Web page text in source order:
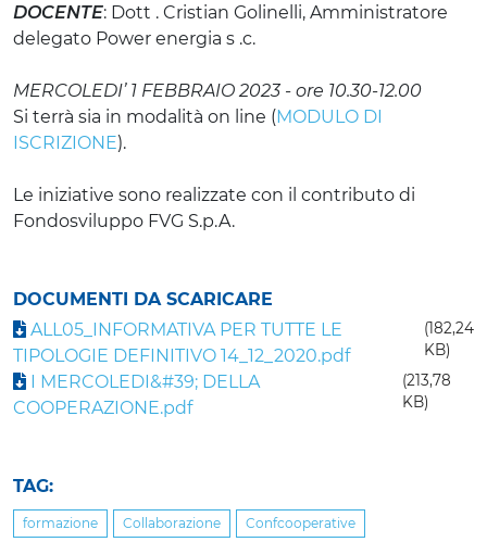
DOCENTE: Dott . Cristian Golinelli, Amministratore
delegato Power energia s .c.
MERCOLEDI’ 1 FEBBRAIO 2023 - ore 10.30-12.00
Si terrà sia in modalità on line (MODULO DI
ISCRIZIONE).
Le iniziative sono realizzate con il contributo di
Fondosviluppo FVG S.p.A.
DOCUMENTI DA SCARICARE
ALL05_INFORMATIVA PER TUTTE LE
TIPOLOGIE DEFINITIVO 14_12_2020.pdf
(182,24
KB)
I MERCOLEDI&#39; DELLA
COOPERAZIONE.pdf
(213,78
KB)
TAG:
formazione Collaborazione Confcooperative